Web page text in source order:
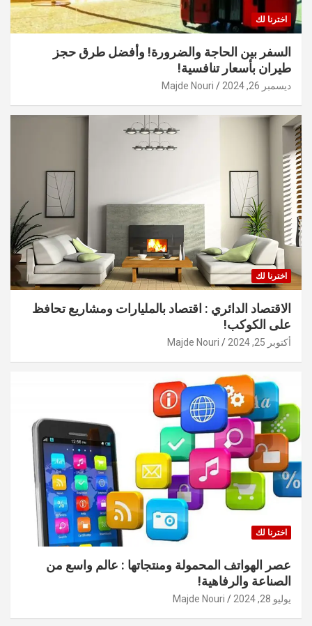
اخترنا لك
السفر بين الحاجة والضرورة! وأفضل طرق حجز
طيران بأسعار تنافسية!
ديسمبر 26, 2024 Majde Nouri
اخترنا لك
الاقتصاد الدائري : اقتصاد بالمليارات ومشاريع تحافظ
على الكوكب!
أكتوبر 25, 2024 Majde Nouri
اخترنا لك
عصر الهواتف المحمولة ومنتجاتها : عالم واسع من
الصناعة والرفاهية!
يوليو 28, 2024 Majde Nouri